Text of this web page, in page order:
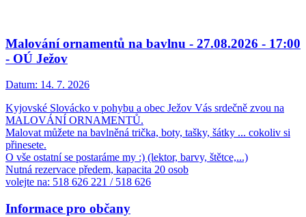
Malování ornamentů na bavlnu - 27.08.2026 - 17:00
- OÚ Ježov
Datum: 14. 7. 2026
Kyjovské Slovácko v pohybu a obec Ježov Vás srdečně zvou na
MALOVÁNÍ ORNAMENTŮ.
Malovat můžete na bavlněná trička, boty, tašky, šátky ... cokoliv si
přinesete.
O vše ostatní se postaráme my :) (lektor, barvy, štětce,...)
Nutná rezervace předem, kapacita 20 osob
volejte na: 518 626 221 / 518 626
Informace pro občany